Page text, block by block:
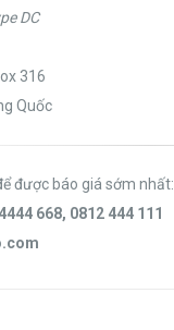
DC
316
Quốc
được báo giá sớm nhất:
668, 0812 444 111